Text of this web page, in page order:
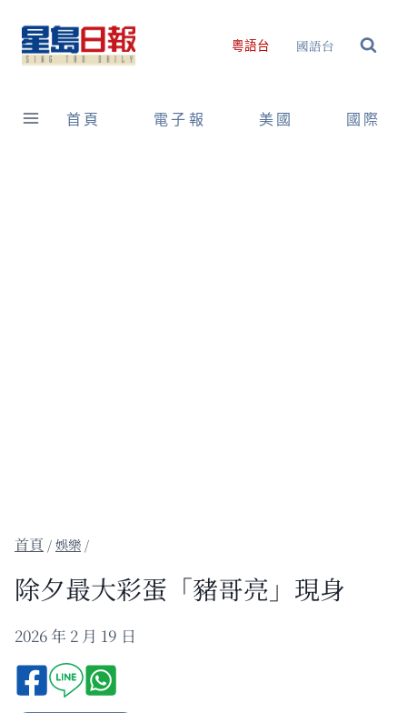
content
粵語台 國語台
首頁 電子報 美國 國際
/娛樂 /
除夕最大彩蛋「豬哥亮」現身
2026 年 2 月 19 日